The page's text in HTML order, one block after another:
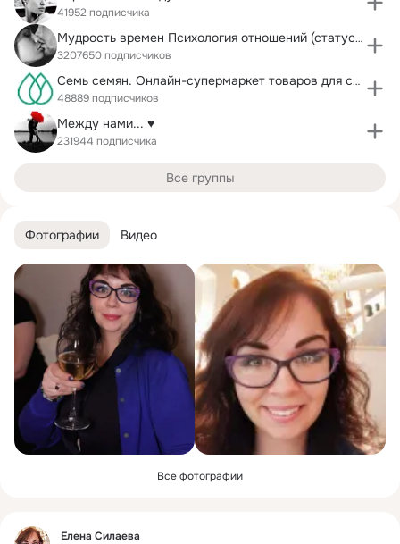
Фотографии Видео
Все фотографии
Фид
Елена Силаева
41952 подписчика
Мудрость времен Психология отношений (статусы)
3207650 подписчиков
Семь семян. Онлайн-супермаркет товаров для сада
48889 подписчиков
Между нами... ♥
231944 подписчика
Все группы